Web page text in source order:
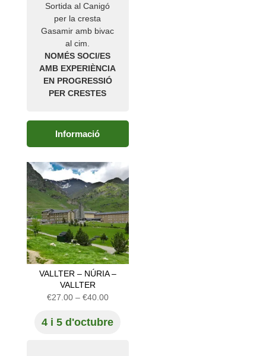
Sortida al Canigó
per la cresta
Gasamir amb bivac
al cim.
NOMÉS SOCI/ES
AMB EXPERIÈNCIA
EN PROGRESSIÓ
PER CRESTES
Informació
VALLTER – NÚRIA –
VALLTER
€27.00 – €40.00Interval
preus:
4 i 5 d'octubre